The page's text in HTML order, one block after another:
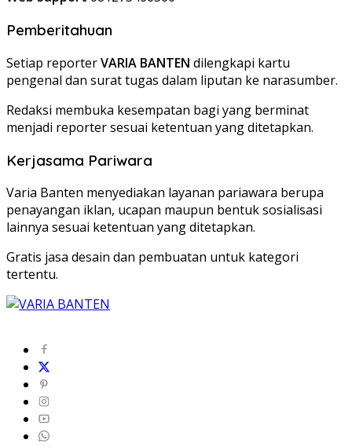
Pemberitahuan
Setiap reporterVARIA BANTEN dilengkapi kartu
pengenal dan surat tugas dalam liputan ke narasumber.
Redaksi membuka kesempatan bagi yang berminat
menjadi reporter sesuai ketentuan yang ditetapkan.
Kerjasama Pariwara
Varia Banten menyediakan layanan pariawara berupa
penayangan iklan, ucapan maupun bentuk sosialisasi
lainnya sesuai ketentuan yang ditetapkan.
Gratis jasa desain dan pembuatan untuk kategori
tertentu.